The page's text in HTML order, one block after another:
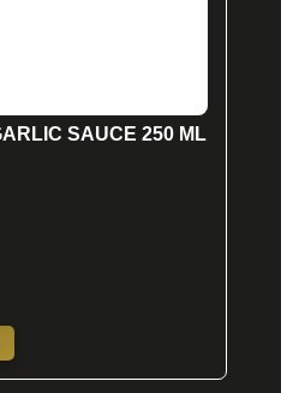
SAUCE 250 ML